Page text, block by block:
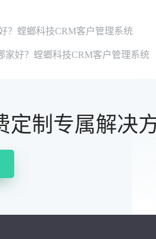
？螳螂科技CRM客户管理系统
家好？螳螂科技CRM客户管理系统
定制专属解决